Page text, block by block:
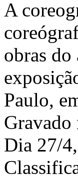
A
obras do
Paulo,
Gravado
Dia 27/